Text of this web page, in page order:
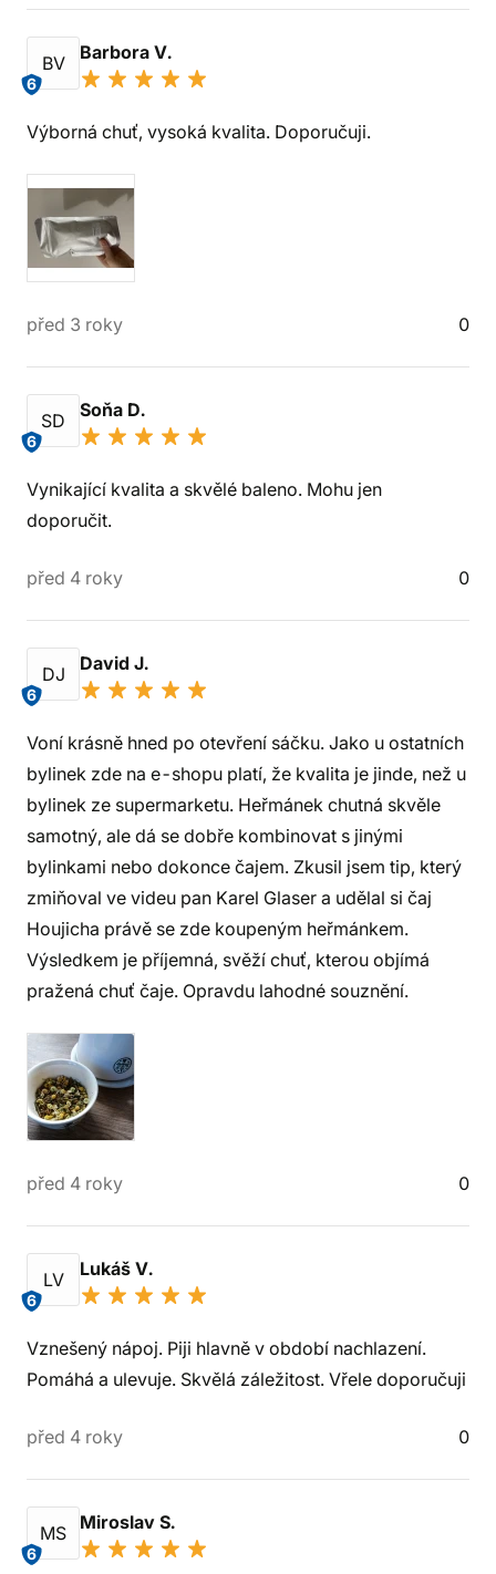
BV
6
Barbora V.
Výborná chuť, vysoká kvalita. Doporučuji.
před 3 roky 0
SD
6
Soňa D.
Vynikající kvalita a skvělé baleno. Mohu jen
doporučit.
před 4 roky 0
DJ
6
David J.
Voní krásně hned po otevření sáčku. Jako u ostatních
bylinek zde na e-shopu platí, že kvalita je jinde, než u
bylinek ze supermarketu. Heřmánek chutná skvěle
samotný, ale dá se dobře kombinovat s jinými
bylinkami nebo dokonce čajem. Zkusil jsem tip, který
zmiňoval ve videu pan Karel Glaser a udělal si čaj
Houjicha právě se zde koupeným heřmánkem.
Výsledkem je příjemná, svěží chuť, kterou objímá
pražená chuť čaje. Opravdu lahodné souznění.
před 4 roky 0
LV
6
Lukáš V.
Vznešený nápoj. Piji hlavně v období nachlazení.
Pomáhá a ulevuje. Skvělá záležitost. Vřele doporučuji
před 4 roky 0
MS
6
Miroslav S.